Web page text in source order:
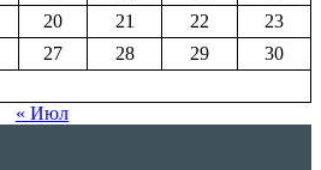
20 21 22
23
27 28 29
30
« Июл